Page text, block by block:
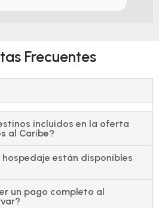
Frecuentes
incluidos en la oferta
al Caribe?
hospedaje están disponibles
un pago completo al